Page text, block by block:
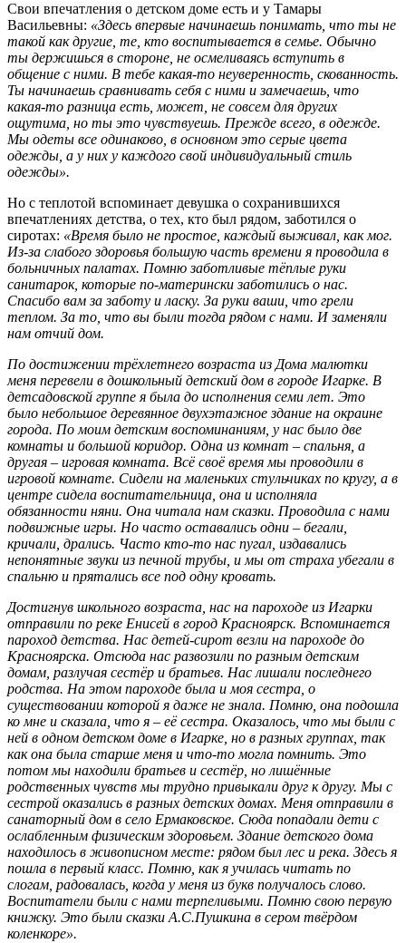
Свои впечатления о детском доме есть и у Тамары
Васильевны: «Здесь впервые начинаешь понимать, что ты не
такой как другие, те, кто воспитывается в семье. Обычно
ты держишься в стороне, не осмеливаясь вступить в
общение с ними. В тебе какая-то неуверенность, скованность.
Ты начинаешь сравнивать себя с ними и замечаешь, что
какая-то разница есть, может, не совсем для других
ощутима, но ты это чувствуешь. Прежде всего, в одежде.
Мы одеты все одинаково, в основном это серые цвета
одежды, а у них у каждого свой индивидуальный стиль
одежды».
Но с теплотой вспоминает девушка о сохранившихся
впечатлениях детства, о тех, кто был рядом, заботился о
сиротах: «Время было не простое, каждый выживал, как мог.
Из-за слабого здоровья большую часть времени я проводила в
больничных палатах. Помню заботливые тёплые руки
санитарок, которые по-матерински заботились о нас.
Спасибо вам за заботу и ласку. За руки ваши, что грели
теплом. За то, что вы были тогда рядом с нами. И заменяли
нам отчий дом.
По достижении трёхлетнего возраста из Дома малютки
меня перевели в дошкольный детский дом в городе Игарке. В
детсадовской группе я была до исполнения семи лет. Это
было небольшое деревянное двухэтажное здание на окраине
города. По моим детским воспоминаниям, у нас было две
комнаты и большой коридор. Одна из комнат – спальня, а
другая – игровая комната. Всё своё время мы проводили в
игровой комнате. Сидели на маленьких стульчиках по кругу, а в
центре сидела воспитательница, она и исполняла
обязанности няни. Она читала нам сказки. Проводила с нами
подвижные игры. Но часто оставались одни – бегали,
кричали, дрались. Часто кто-то нас пугал, издавались
непонятные звуки из печной трубы, и мы от страха убегали в
спальню и прятались все под одну кровать.
Достигнув школьного возраста, нас на пароходе из Игарки
отправили по реке Енисей в город Красноярск. Вспоминается
пароход детства. Нас детей-сирот везли на пароходе до
Красноярска. Отсюда нас развозили по разным детским
домам, разлучая сестёр и братьев. Нас лишали последнего
родства. На этом пароходе была и моя сестра, о
существовании которой я даже не знала. Помню, она подошла
ко мне и сказала, что я – её сестра. Оказалось, что мы были с
ней в одном детском доме в Игарке, но в разных группах, так
как она была старше меня и что-то могла помнить. Это
потом мы находили братьев и сестёр, но лишённые
родственных чувств мы трудно привыкали друг к другу. Мы с
сестрой оказались в разных детских домах. Меня отправили в
санаторный дом в село Ермаковское. Сюда попадали дети с
ослабленным физическим здоровьем. Здание детского дома
находилось в живописном месте: рядом был лес и река. Здесь я
пошла в первый класс. Помню, как я училась читать по
слогам, радовалась, когда у меня из букв получалось слово.
Воспитатели были с нами терпеливыми. Помню свою первую
книжку. Это были сказки А.С.Пушкина в сером твёрдом
коленкоре».